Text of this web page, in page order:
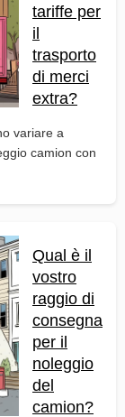
tariffe per
il
trasporto
di merci
extra?
variare a
camion con
Qual è il
vostro
raggio di
consegna
per il
noleggio
del
camion?